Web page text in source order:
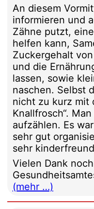
An diesem
informieren und
Zähne putzt,
helfen kann,
Zuckergehalt
und die
lassen, sowie
naschen. Selbst
nicht zu kurz mit
Knallfrosch“.
aufzählen. Es
sehr gut
sehr
Vielen Dank
(mehr …)